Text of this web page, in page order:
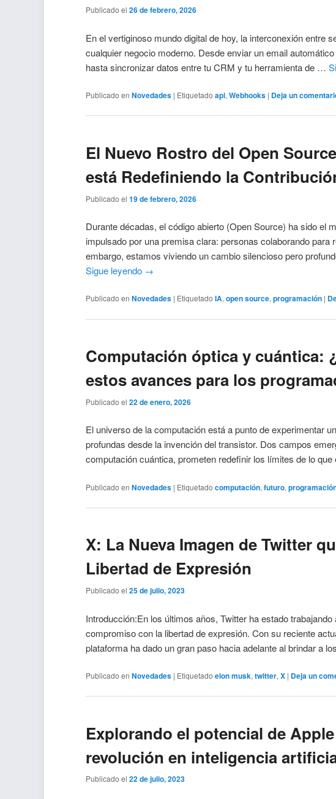
Publicado el26 de febrero, 2026
En el vertiginoso mundo digital de hoy, la interconexión entre
cualquier negocio moderno. Desde enviar un email
hasta sincronizar datos entre tu CRM y tu herramienta de …
Publicado en Novedades | Etiquetado api,Webhooks | Deja un
El Nuevo Rostro del Open
está Redefiniendo la
Publicado el19 de febrero, 2026
Durante décadas, el código abierto (Open Source) ha sido el
impulsado por una premisa clara: personas colaborando
embargo, estamos viviendo un cambio silencioso pero
Sigue leyendo →
Publicado en Novedades | Etiquetado IA,open source,programación |
Computación óptica y cuántica:
estos avances para los
Publicado el22 de enero, 2026
El universo de la computación está a punto de experimentar
profundas desde la invención del transistor. Dos campos
computación cuántica, prometen redefinir los límites de lo
Publicado en Novedades | Etiquetado computación,futuro,
X: La Nueva Imagen de Twitter
Libertad de Expresión
Publicado el25 de julio, 2023
Introducción:En los últimos años, Twitter ha estado
compromiso con la libertad de expresión. Con su reciente
plataforma ha dado un gran paso hacia adelante al brindar a
Publicado en Novedades | Etiquetado elon musk,twitter,X | Deja un
Explorando el potencial de
revolución en inteligencia
Publicado el22 de julio, 2023